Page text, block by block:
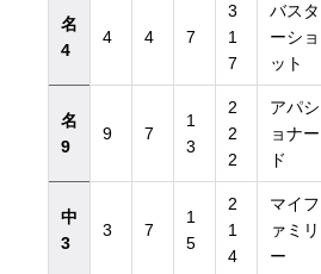
名
4
4 4 7
3
1
7
バスタ
ーショ
ット
名
9
9 7
1
3
2
2
2
アパシ
ョナー
ド
中
3
3 7
1
5
2
1
4
マイフ
ァミリ
ー